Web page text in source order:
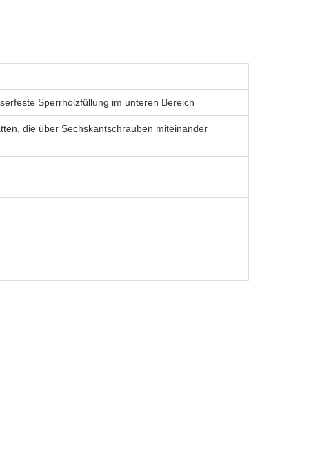
Sperrholzfüllung im unteren Bereich
die über Sechskantschrauben miteinander